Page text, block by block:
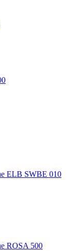
ELB SWBE 010
ROSA 500